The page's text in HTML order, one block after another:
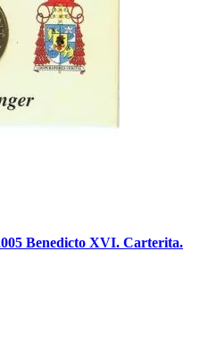
Benedicto XVI. Carterita.